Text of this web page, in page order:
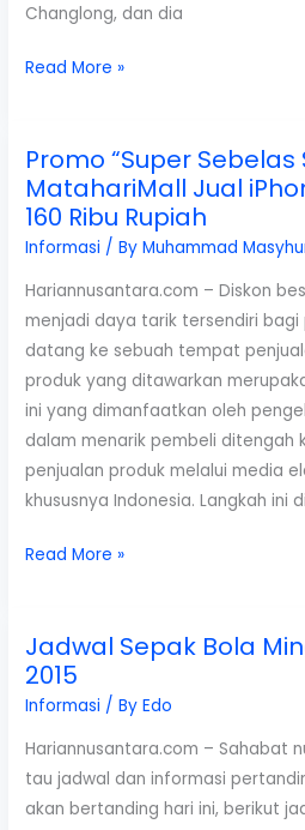
Changlong, dan dia
Ini
Panglima
TNI
Yang
Sebut
Sebarkan
Natuna
Milik
China
Read More »
Promo “Super Sebelas
MatahariMall Jual
160 Ribu Rupiah
Informasi / ByMuhammad
Hariannusantara.com – Diskon
menjadi daya tarik tersendiri
datang ke sebuah tempat
produk yang ditawarkan
ini yang dimanfaatkan oleh
dalam menarik pembeli ditengah
penjualan produk melalui media
khususnya Indonesia. Langkah ini
Promo
Sebelas”
MatahariMall
Jual
Seharga
Read More »
Jadwal Sepak Bola
2015
Informasi / ByEdo
Hariannusantara.com – Sahabat
tau jadwal dan informasi
akan bertanding hari ini, berikut